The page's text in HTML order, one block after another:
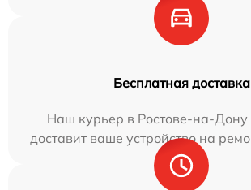
Бесплатная доставка
Наш курьер в Ростове-на-Дону
доставит ваше устройство на